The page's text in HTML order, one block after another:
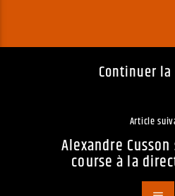
Continuer
Article
Alexandre
course à la